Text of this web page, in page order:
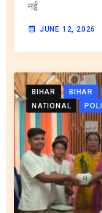
नई.
JUNE 12, 2026
BIHAR BIHAR
NATIONAL